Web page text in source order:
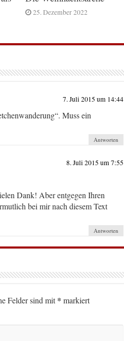
25. Dezember 2022
7. Juli 2015 um 14:44
Muss ein
Antworten
8. Juli 2015 um 7:55
Dank! Aber entgegen Ihren
bei mir nach diesem Text
Antworten
Felder sind mit* markiert